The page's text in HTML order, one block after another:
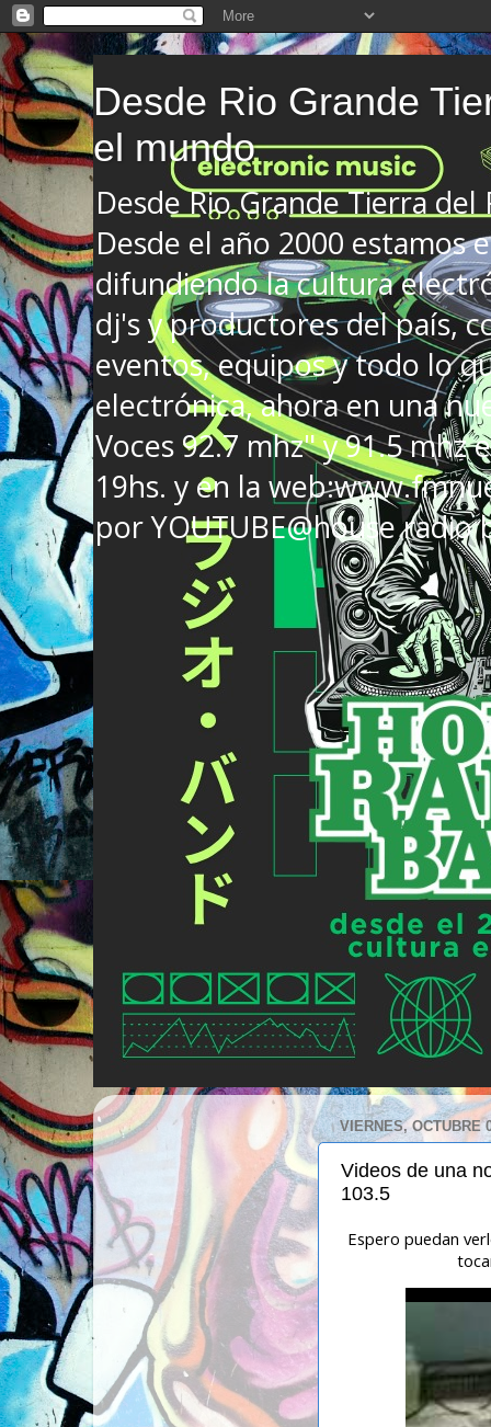
Desde Rio Grande
el mundo
Desde Rio Grande Tierra
Desde el año 2000 estamos
difundiendo la cultura
dj's y productores del país,
eventos, equipos y todo lo
electrónica, ahora en una
Voces 92.7 mhz" y 91.5 mhz
19hs. y en la
por YOUTUBE@house radio
VIERNES, OCTUBRE
Videos de una
103.5
Espero puedan